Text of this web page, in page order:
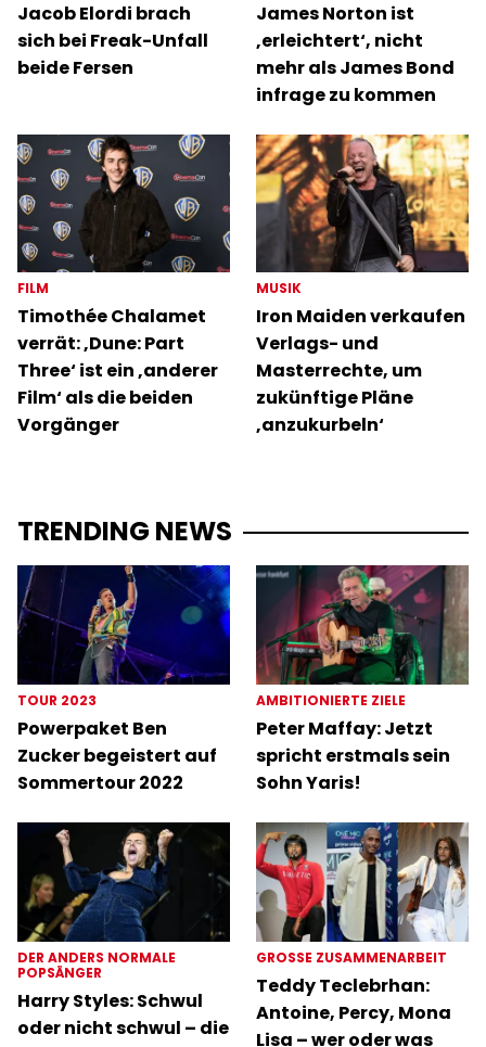
Jacob Elordi brach
sich bei Freak-Unfall
beide Fersen
James Norton ist
‚erleichtert‘, nicht
mehr als James Bond
infrage zu kommen
FILM
Timothée Chalamet
verrät: ‚Dune: Part
Three‘ ist ein ‚anderer
Film‘ als die beiden
Vorgänger
MUSIK
Iron Maiden verkaufen
Verlags- und
Masterrechte, um
zukünftige Pläne
‚anzukurbeln‘
TRENDING NEWS
TOUR 2023
Powerpaket Ben
Zucker begeistert auf
Sommertour 2022
AMBITIONIERTE ZIELE
Peter Maffay: Jetzt
spricht erstmals sein
Sohn Yaris!
DER ANDERS NORMALE
POPSÄNGER
Harry Styles: Schwul
oder nicht schwul – die
GROSSE ZUSAMMENARBEIT
Teddy Teclebrhan:
Antoine, Percy, Mona
Lisa – wer oder was